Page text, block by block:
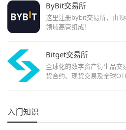
ByBit交易所
这里注册bybit交易所，由
领域高管组成！
Bitget交易所
全球化的数字资产衍生品交
货合约、现货交易及全球
入门知识